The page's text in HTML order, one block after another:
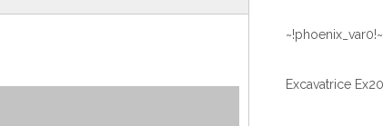
~!phoenix_var0!~